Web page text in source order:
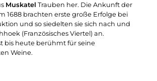
Muskatel Trauben her. Die Ankunft der
1688 brachten erste große Erfolge bei
und so siedelten sie sich nach und
(Französisches Viertel) an.
bis heute berühmt für seine
Weine.